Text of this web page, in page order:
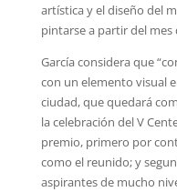
artística y el diseño del
pintarse a partir del mes
García considera que
con un elemento visual
ciudad, que quedará
la celebración del V
premio, primero por
como el reunido; y
aspirantes de mucho